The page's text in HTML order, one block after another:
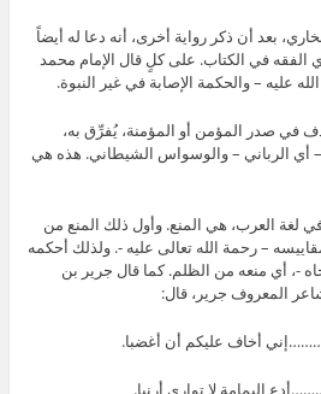
بعد أن ذكر رواية أخرى، أنه دعا له أيضاً
أي الفقه في الكتاب. على كلٍ قال الإمام محمد
عليه – والحكمة الإصابة في غير النبوة.
في صدر المؤمن أو المؤمنة، يُفرِّق به،
– أي الرباني – والوسواس الشيطاني. هذه هي
لغة العرب، هي المنع. وأول ذلك المنع من
– رحمة الله تعالى عليه -. ولذلك أحكمه
-، أي منعه من الظلم. كما قال جرير بن
المعروف جرير، قال:
أخاف عليكم أن أغضبا.
اليمامة لا تواري أرنبا.